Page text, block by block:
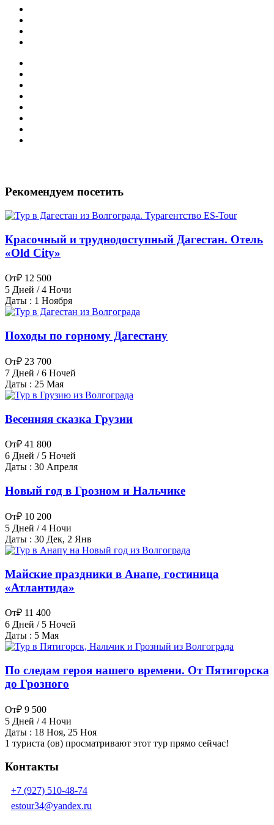
Рекомендуем посетить
Красочный и труднодоступный Дагестан. Отель
«Old City»
От₽ 12 500
5 Дней / 4 Ночи
Даты : 1 Ноября
Походы по горному Дагестану
От₽ 23 700
7 Дней / 6 Ночей
Даты : 25 Мая
Весенняя сказка Грузии
От₽ 41 800
6 Дней / 5 Ночей
Даты : 30 Апреля
Новый год в Грозном и Нальчике
От₽ 10 200
5 Дней / 4 Ночи
Даты : 30 Дек, 2 Янв
Майские праздники в Анапе, гостиница
«Атлантида»
От₽ 11 400
6 Дней / 5 Ночей
Даты : 5 Мая
По следам героя нашего времени. От Пятигорска
до Грозного
От₽ 9 500
5 Дней / 4 Ночи
Даты : 18 Ноя, 25 Ноя
1 туриста (ов) просматривают этот тур прямо сейчас!
Контакты
+7 (927) 510-48-74
estour34@yandex.ru